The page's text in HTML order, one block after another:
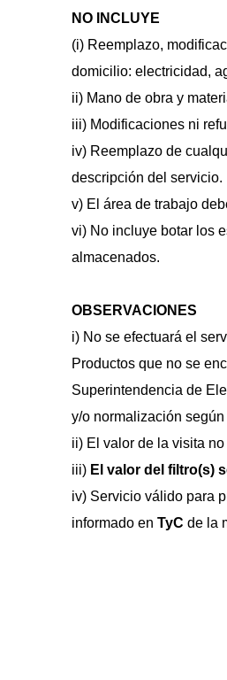
NO INCLUYE
(i) Reemplazo,
domicilio: electricidad,
ii) Mano de obra y
iii) Modificaciones ni
iv) Reemplazo de
descripción del servicio.
v) El área de trabajo
vi) No incluye botar los
almacenados.
OBSERVACIONES
i) No se efectuará el
Productos que no se
Superintendencia de
y/o normalización
ii) El valor de la visita
iii) El valor del filtro(s)
iv) Servicio válido para
informado en TyC de la